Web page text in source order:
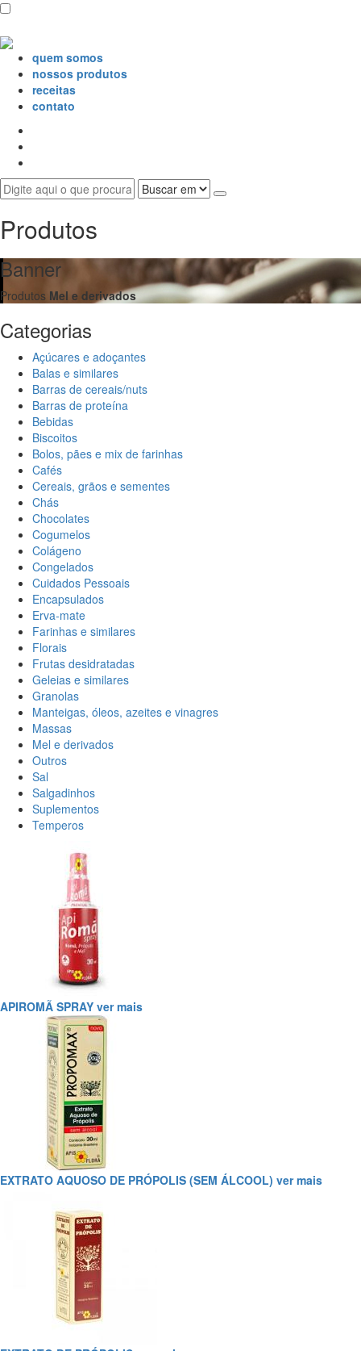
quem somos
nossos produtos
receitas
contato
Produtos
Banner
Produtos Mel e derivados
Categorias
Açúcares e adoçantes
Balas e similares
Barras de cereais/nuts
Barras de proteína
Bebidas
Biscoitos
Bolos, pães e mix de farinhas
Cafés
Cereais, grãos e sementes
Chás
Chocolates
Cogumelos
Colágeno
Congelados
Cuidados Pessoais
Encapsulados
Erva-mate
Farinhas e similares
Florais
Frutas desidratadas
Geleias e similares
Granolas
Manteigas, óleos, azeites e vinagres
Massas
Mel e derivados
Outros
Sal
Salgadinhos
Suplementos
Temperos
APIROMÃ SPRAY ver mais
EXTRATO AQUOSO DE PRÓPOLIS (SEM ÁLCOOL) ver mais